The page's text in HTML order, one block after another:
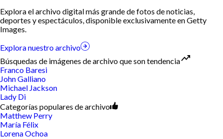
Explora el archivo digital más grande de fotos de noticias,
deportes y espectáculos, disponible exclusivamente en Getty
Images.
Explora nuestro archivo
Búsquedas de imágenes de archivo que son tendencia
Franco Baresi
John Galliano
Michael Jackson
Lady Di
Categorías populares de archivo
Matthew Perry
María Félix
Lorena Ochoa